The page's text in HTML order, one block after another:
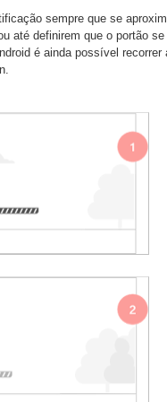
sempre que se
até definirem que o portão se
é ainda possível recorrer